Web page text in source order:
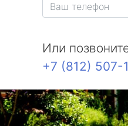
Или
+7 (812) 507-